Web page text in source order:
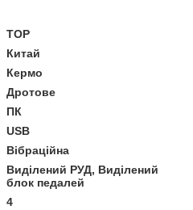
TOP
Китай
Кермо
Дротове
ПК
USB
Вібраційна
Виділений РУД, Виділений
блок педалей
4